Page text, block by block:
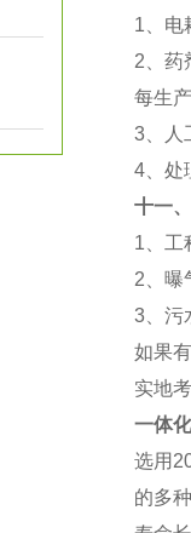
1、电
2、药
每生
3、人
4、处
十一
1、工
2、曝
3、污
如果
实地
一体
选用
的多